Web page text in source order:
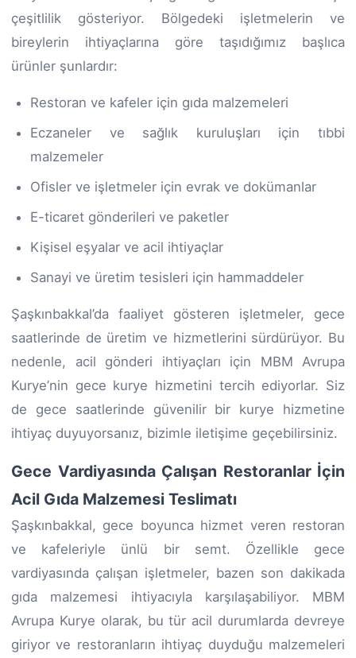
çeşitlilik gösteriyor. Bölgedeki işletmelerin ve
bireylerin ihtiyaçlarına göre taşıdığımız başlıca
ürünler şunlardır:
Restoran ve kafeler için gıda malzemeleri
Eczaneler ve sağlık kuruluşları için tıbbi
malzemeler
Ofisler ve işletmeler için evrak ve dokümanlar
E-ticaret gönderileri ve paketler
Kişisel eşyalar ve acil ihtiyaçlar
Sanayi ve üretim tesisleri için hammaddeler
Şaşkınbakkal’da faaliyet gösteren işletmeler, gece
saatlerinde de üretim ve hizmetlerini sürdürüyor. Bu
nedenle, acil gönderi ihtiyaçları için MBM Avrupa
Kurye’nin gece kurye hizmetini tercih ediyorlar. Siz
de gece saatlerinde güvenilir bir kurye hizmetine
ihtiyaç duyuyorsanız, bizimle iletişime geçebilirsiniz.
Gece Vardiyasında Çalışan Restoranlar İçin
Acil Gıda Malzemesi Teslimatı
Şaşkınbakkal, gece boyunca hizmet veren restoran
ve kafeleriyle ünlü bir semt. Özellikle gece
vardiyasında çalışan işletmeler, bazen son dakikada
gıda malzemesi ihtiyacıyla karşılaşabiliyor. MBM
Avrupa Kurye olarak, bu tür acil durumlarda devreye
giriyor ve restoranların ihtiyaç duyduğu malzemeleri